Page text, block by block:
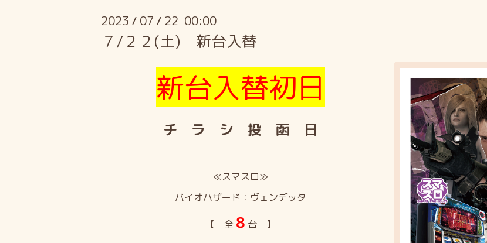
2023 / 07 / 22 00:00
７/２２(土) 新台入替
新台入替初日
チ ラ シ 投 函 日
≪スマスロ≫
バイオハザード：ヴェンデッタ
【 全 ８ 台 】